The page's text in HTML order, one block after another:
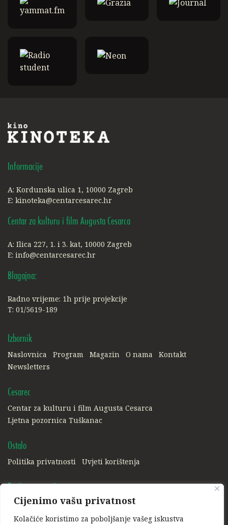
Cijenimo vašu privatnost
Kolačiće koristimo za poboljšanje vašeg iskustva
Informacije
A: Kordunska ulica 1, 10000 Zagreb
E: kinoteka@centarcesarec.hr
Centar za kulturu i film Augusta Cesarca
A: Ilica 227, 1. i 3. kat, 10000 Zagreb
E: info@centarcesarec.hr
Blagajna:
Radno vrijeme: 1h prije projekcije
T: 01/5619-189
Izbornik
Naslovnica Program Magazin O nama
Kontakt
Newsletters
Cesarec
Centar za kulturu i film Augusta Cesarca
Ljetna pozornica Tuškanac
Ostalo
Politika privatnosti Uvjeti korištenja
Društvene mreže:
Facebook Instagram